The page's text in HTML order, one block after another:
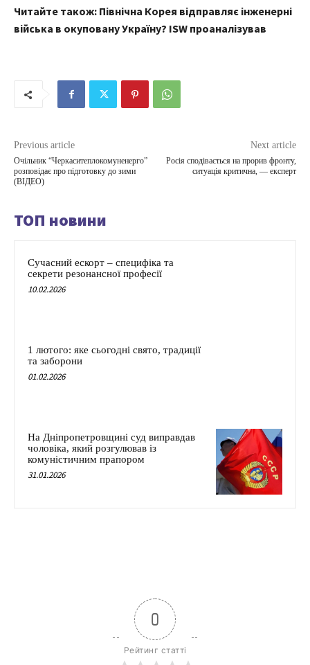
Читайте також: Північна Корея відправляє інженерні
війська в окуповану Україну? ISW проаналізував
Previous article
Очільник “Черкаситеплокомуненерго”
розповідає про підготовку до зими
(ВІДЕО)
Next article
Росія сподівається на прорив фронту,
ситуація критична, — експерт
ТОП новини
Сучасний ескорт – специфіка та
секрети резонансної професії
10.02.2026
1 лютого: яке сьогодні свято, традиції
та заборони
01.02.2026
На Дніпропетровщині суд виправдав
чоловіка, який розгулював із
комуністичним прапором
31.01.2026
0
Рейтинг статті